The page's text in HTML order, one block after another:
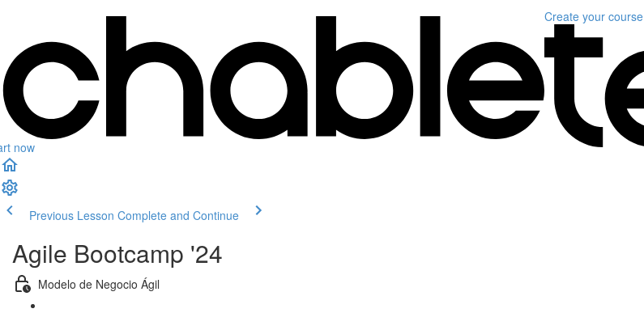
now
Create your course
Previous Lesson Complete and Continue
Agile Bootcamp '24
Modelo de Negocio Ágil